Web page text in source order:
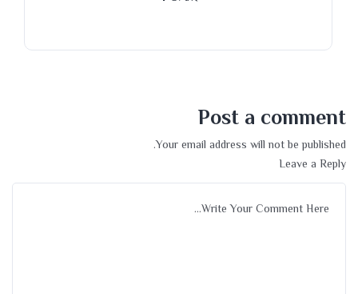
Post a comment
Your email address will not be published.
Leave a Reply